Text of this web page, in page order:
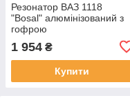
Резонатор ВАЗ 1118
"Bosal" алюмінізований з
гофрою
1 954 ₴
Купити